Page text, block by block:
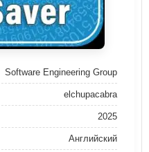
Software Engineering Group
elchupacabra
2025
Английский